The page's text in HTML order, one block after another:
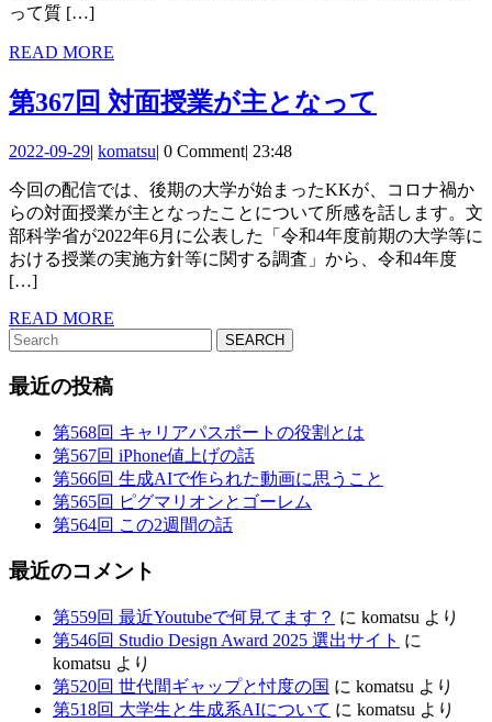
た
改
革
って質 […]
READ MORE
第367回 対面授業が主となって
面
授
業
て
2022-09-292022-
29
| komatsukomatsu
| 0 Comment| 23:48
今回の配信では、後期の大学が始まったKKが、コロナ禍か
らの対面授業が主となったことについて所感を話します。文
部科学省が2022年6月に公表した「令和4年度前期の大学等に
おける授業の実施方針等に関する調査」から、令和4年度
[…]
READ MORE
Search
for:
最近の投稿
第568回 キャリアパスポートの役割とは
第567回 iPhone値上げの話
第566回 生成AIで作られた動画に思うこと
第565回 ピグマリオンとゴーレム
第564回 この2週間の話
最近のコメント
第559回 最近Youtubeで何見てます？ に komatsu より
第546回 Studio Design Award 2025 選出サイト に
komatsu より
第520回 世代間ギャップと忖度の国 に komatsu より
第518回 大学生と生成系AIについて に komatsu より